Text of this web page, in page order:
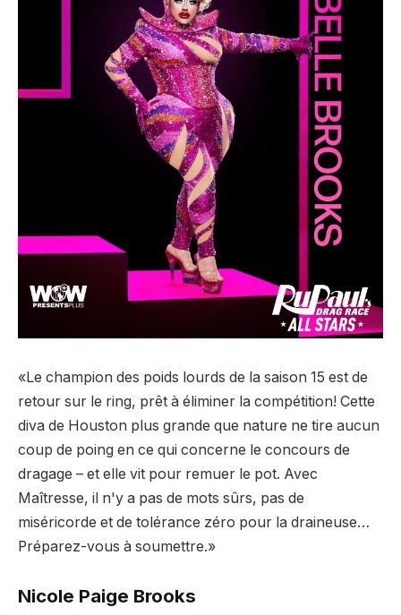
«Le champion des poids lourds de la saison 15 est de
retour sur le ring, prêt à éliminer la compétition! Cette
diva de Houston plus grande que nature ne tire aucun
coup de poing en ce qui concerne le concours de
dragage – et elle vit pour remuer le pot. Avec
Maîtresse, il n'y a pas de mots sûrs, pas de
miséricorde et de tolérance zéro pour la draineuse…
Préparez-vous à soumettre.»
Nicole Paige Brooks